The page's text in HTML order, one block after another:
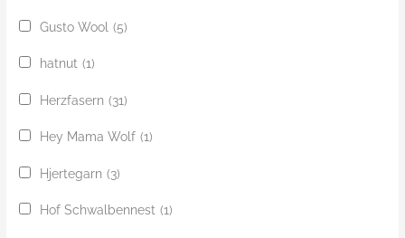
Gusto Wool (5)
hatnut (1)
Herzfasern (31)
Hey Mama Wolf (1)
Hjertegarn (3)
Hof Schwalbennest (1)